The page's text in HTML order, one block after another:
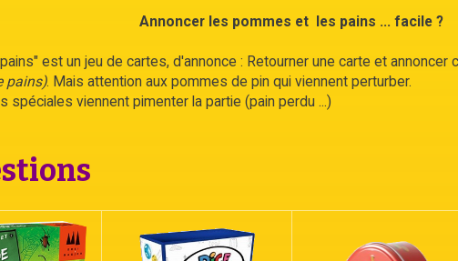
Annoncer les pommes et les pains ... facile ?
est un jeu de cartes, d'annonce : Retourner une carte et annoncer
pains). Mais attention aux pommes de pin qui viennent perturber.
spéciales viennent pimenter la partie (pain perdu ...)